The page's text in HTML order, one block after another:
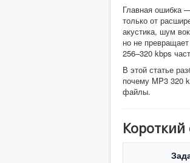
Главная ошибка
только от
акустика, шум
но не
256–320 kbps
В этой статье
почему MP3 320
файлы.
Короткий